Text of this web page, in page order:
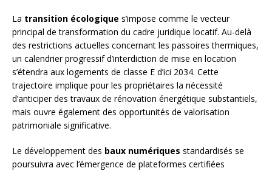
La transition écologique s’impose comme le vecteur
principal de transformation du cadre juridique locatif. Au-delà
des restrictions actuelles concernant les passoires thermiques,
un calendrier progressif d’interdiction de mise en location
s’étendra aux logements de classe E d’ici 2034. Cette
trajectoire implique pour les propriétaires la nécessité
d’anticiper des travaux de rénovation énergétique substantiels,
mais ouvre également des opportunités de valorisation
patrimoniale significative.
Le développement des baux numériques standardisés se
poursuivra avec l’émergence de plateformes certifiées